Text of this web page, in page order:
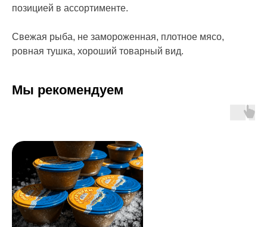
позицией в ассортименте.
Свежая рыба, не замороженная, плотное мясо,
ровная тушка, хороший товарный вид.
Мы рекомендуем